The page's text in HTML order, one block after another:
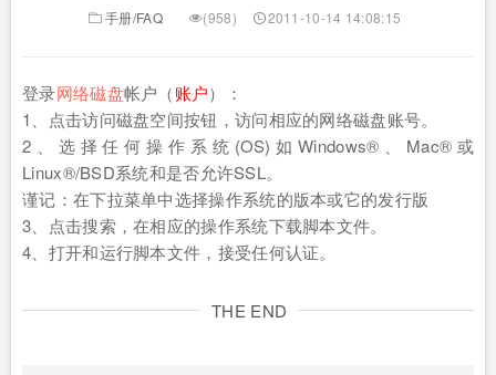
手册/FAQ (958) 2011-10-14 14:08:15
登录网络磁盘帐户（账户）：
1、点击访问磁盘空间按钮，访问相应的网络磁盘账号。
2、选择任何操作系统(OS)如Windows®、Mac®或
Linux®/BSD系统和是否允许SSL。
谨记：在下拉菜单中选择操作系统的版本或它的发行版
3、点击搜索，在相应的操作系统下载脚本文件。
4、打开和运行脚本文件，接受任何认证。
THE END